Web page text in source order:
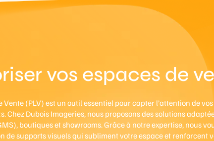
vos espaces de
Vente (PLV) est un outil essentiel pour capter l’attention de
Chez Dubois Imageries, nous proposons des solutions
boutiques et showrooms. Grâce à notre expertise, nous
de supports visuels qui subliment votre espace et renforcent